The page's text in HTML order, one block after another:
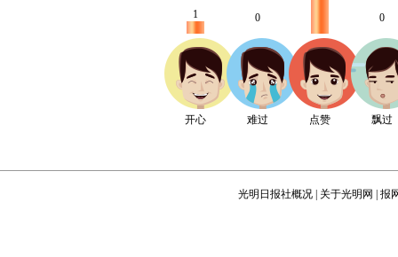
1
开心
0
难过 点赞
0
飘过
光明日报社概况 关于光明网 报